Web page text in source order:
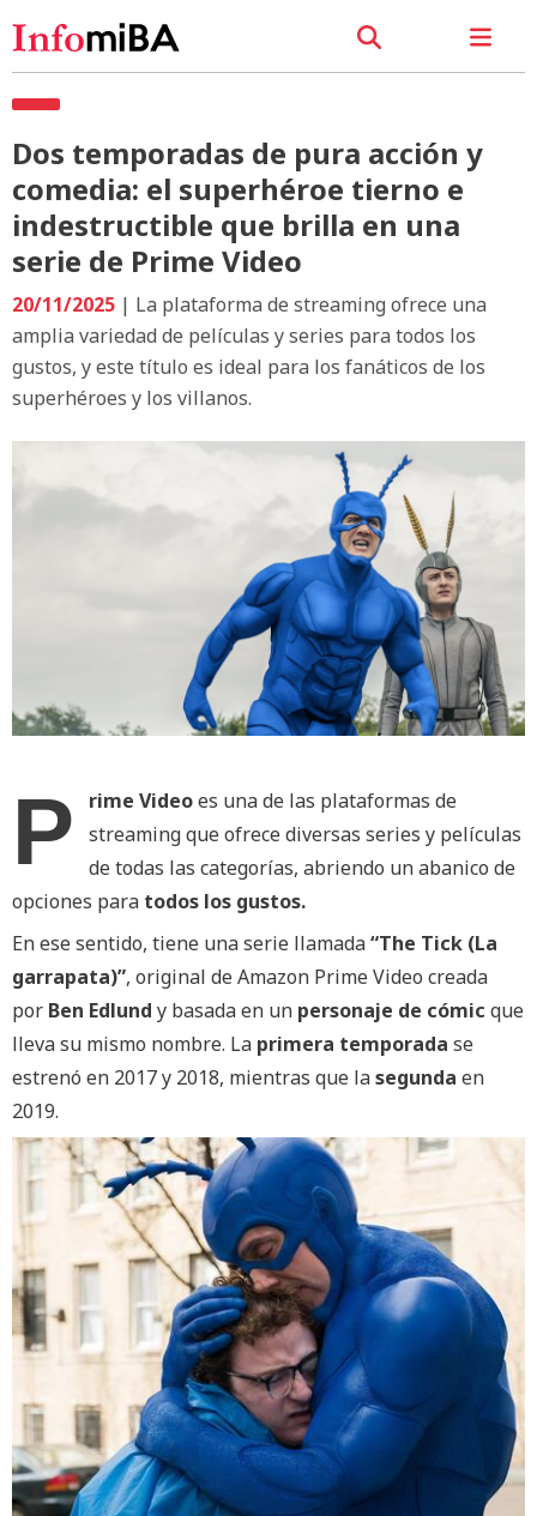
Dos temporadas de pura acción y
comedia: el superhéroe tierno e
indestructible que brilla en una
serie de Prime Video
20/11/2025 | La plataforma de streaming ofrece una
amplia variedad de películas y series para todos los
gustos, y este título es ideal para los fanáticos de los
superhéroes y los villanos.
P rime Videoes una de las plataformas de
streaming que ofrece diversas series y películas
de todas las categorías, abriendo un abanico de
opciones para todos los gustos.
En ese sentido, tiene una serie llamada“The Tick (La
garrapata)”, original de Amazon Prime Video creada
por Ben Edlund y basada en un personaje de cómic que
lleva su mismo nombre. La primera temporada se
estrenó en 2017 y 2018, mientras que lasegunda en
2019.